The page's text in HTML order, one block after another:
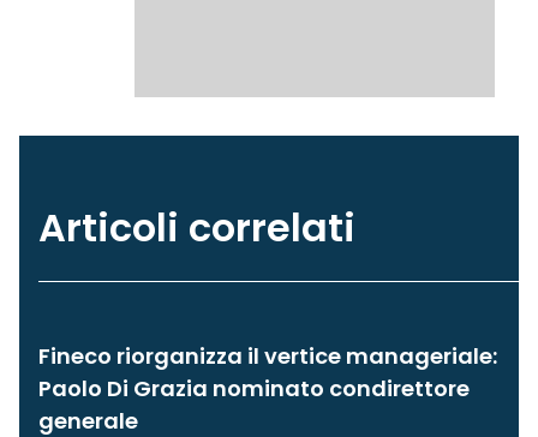
Articoli correlati
Fineco riorganizza il vertice manageriale:
Paolo Di Grazia nominato condirettore
generale